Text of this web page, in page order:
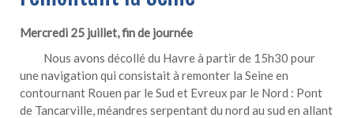
Mercredi 25 juillet, fin de journée
Nous avons décollé du Havre à partir de 15h30 pour
une navigation qui consistait à remonter la Seine en
contournant Rouen par le Sud et Evreux par le Nord : Pont
de Tancarville, méandres serpentant du nord au sud en allant